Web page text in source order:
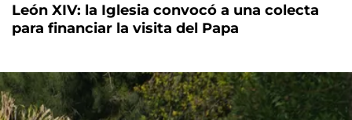
León XIV: la Iglesia convocó a una colecta
para financiar la visita del Papa